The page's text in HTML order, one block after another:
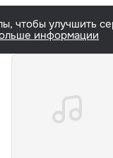
чтобы улучшить
информации